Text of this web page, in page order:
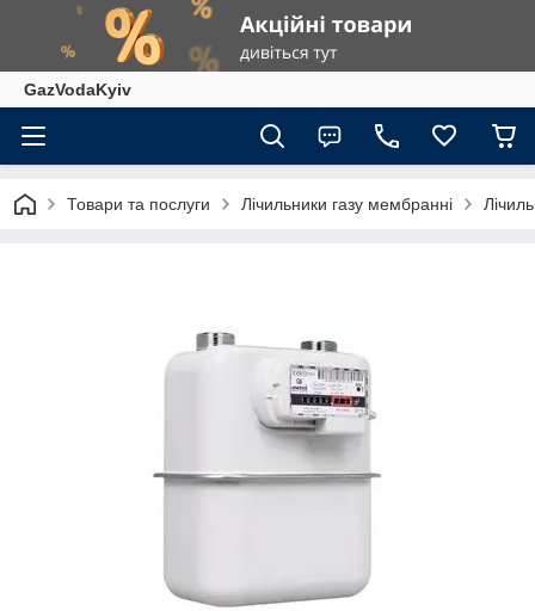
GazVodaKyiv
Товари та послуги Лічильники газу мембранні